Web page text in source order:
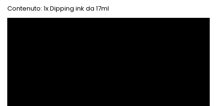
Contenuto: 1x Dipping ink da 17ml